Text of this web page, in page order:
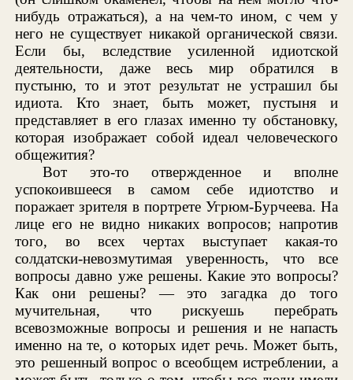
нибудь отражаться), а на чем-то ином, с чем у
него не существует никакой органической связи.
Если бы, вследствие усиленной идиотской
деятельности, даже весь мир обратился в
пустыню, то и этот результат не устрашил бы
идиота. Кто знает, быть может, пустыня и
представляет в его глазах именно ту обстановку,
которая изображает собой идеал человеческого
общежития?
Вот это-то отвержденное и вполне
успокоившееся в самом себе идиотство и
поражает зрителя в портрете Угрюм-Бурчеева. На
лице его не видно никаких вопросов; напротив
того, во всех чертах выступает какая-то
солдатски-невозмутимая уверенность, что все
вопросы давно уже решены. Какие это вопросы?
Как они решены? — это загадка до того
мучительная, что рискуешь перебрать
всевозможные вопросы и решения и не напасть
именно на те, о которых идет речь. Может быть,
это решенный вопрос о всеобщем истреблении, а